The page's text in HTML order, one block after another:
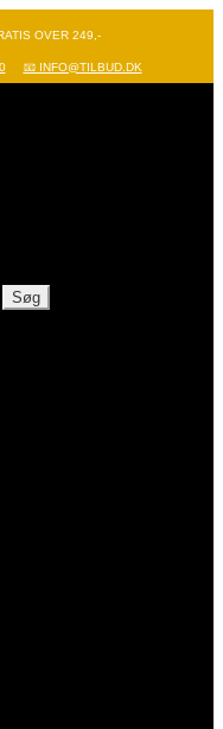
OVER 249,-
📧 INFO@TILBUD.DK
Søg